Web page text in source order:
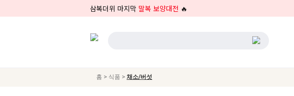
삼복더위 마지막 말복 보양대전 🔥
홈 > 식품 > 채소/버섯